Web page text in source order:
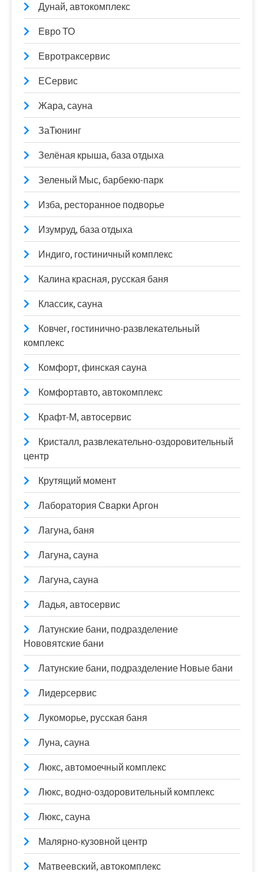
Дунай, автокомплекс
Евро ТО
Евротраксервис
ЕСервис
Жара, сауна
ЗаТюнинг
Зелёная крыша, база отдыха
Зеленый Мыс, барбекю-парк
Изба, ресторанное подворье
Изумруд, база отдыха
Индиго, гостиничный комплекс
Калина красная, русская баня
Классик, сауна
Ковчег, гостинично-развлекательный
комплекс
Комфорт, финская сауна
Комфортавто, автокомплекс
Крафт-М, автосервис
Кристалл, развлекательно-оздоровительный
центр
Крутящий момент
Лаборатория Сварки Аргон
Лагуна, баня
Лагуна, сауна
Лагуна, сауна
Ладья, автосервис
Латунские бани, подразделение
Нововятские бани
Латунские бани, подразделение Новые бани
Лидерсервис
Лукоморье, русская баня
Луна, сауна
Люкс, автомоечный комплекс
Люкс, водно-оздоровительный комплекс
Люкс, сауна
Малярно-кузовной центр
Матвеевский, автокомплекс